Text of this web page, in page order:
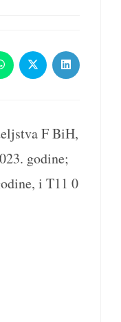
Opens
in
Opens
in
F BiH,
godine;
i T11 0